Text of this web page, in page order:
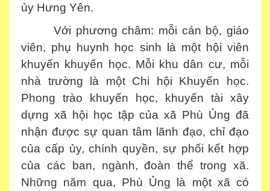
ủy Hưng Yên.
Với phương châm: mỗi cán bộ, giáo
viên, phụ huynh học sinh là một hội viên
khuyến khuyến học. Mỗi khu dân cư, mỗi
nhà trường là một Chi hội Khuyến học.
Phong trào khuyến học, khuyến tài xây
dựng xã hội học tập của xã Phù Ủng đã
nhận được sự quan tâm lãnh đạo, chỉ đạo
của cấp ủy, chính quyền, sự phối kết hợp
của các ban, ngành, đoàn thể trong xã.
Những năm qua, Phù Ủng là một xã có